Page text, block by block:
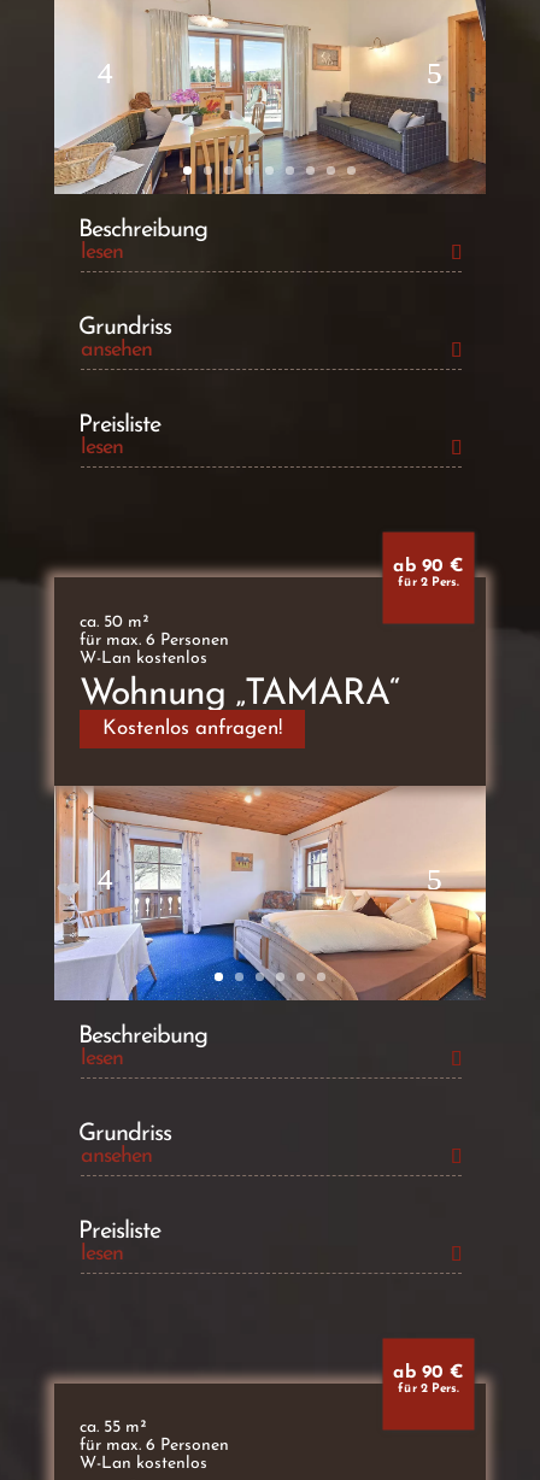
Beschreibung
lesen
Grundriss
ansehen
Preisliste
lesen
ab 90 €
für 2 Pers.
ca. 50 m²
für max. 6 Personen
W-Lan kostenlos
Wohnung „TAMARA“
Kostenlos anfragen!
Beschreibung
lesen
Grundriss
ansehen
Preisliste
lesen
ab 90 €
für 2 Pers.
ca. 55 m²
für max. 6 Personen
W-Lan kostenlos